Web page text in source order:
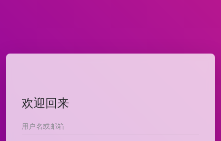
欢迎回来